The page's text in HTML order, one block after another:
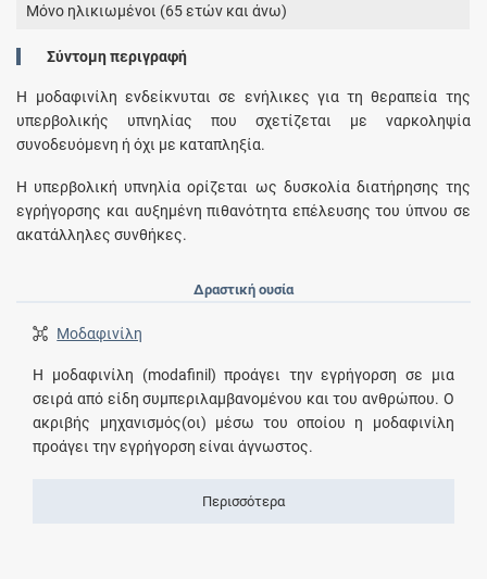
Μόνο ηλικιωμένοι (65 ετών και άνω)
Σύντομη περιγραφή
Η μοδαφινίλη ενδείκνυται σε ενήλικες για τη θεραπεία της
υπερβολικής υπνηλίας που σχετίζεται με ναρκοληψία
συνοδευόμενη ή όχι με καταπληξία.
Η υπερβολική υπνηλία ορίζεται ως δυσκολία διατήρησης της
εγρήγορσης και αυξημένη πιθανότητα επέλευσης του ύπνου σε
ακατάλληλες συνθήκες.
Δραστική ουσία
Μοδαφινίλη
Η μοδαφινίλη (modafinil) προάγει την εγρήγορση σε μια
σειρά από είδη συμπεριλαμβανομένου και του ανθρώπου. Ο
ακριβής μηχανισμός(οι) μέσω του οποίου η μοδαφινίλη
προάγει την εγρήγορση είναι άγνωστος.
Περισσότερα